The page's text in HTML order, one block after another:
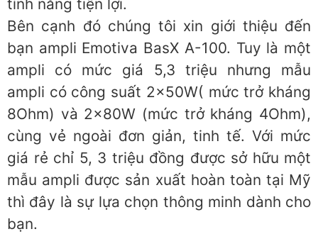
tính năng tiện lợi.
Bên cạnh đó chúng tôi xin giới thiệu đến
bạn ampli Emotiva BasX A-100. Tuy là một
ampli có mức giá 5,3 triệu nhưng mẫu
ampli có công suất 2x50W( mức trở kháng
8Ohm) và 2x80W (mức trở kháng 4Ohm),
cùng vẻ ngoài đơn giản, tinh tế. Với mức
giá rẻ chỉ 5, 3 triệu đồng được sở hữu một
mẫu ampli được sản xuất hoàn toàn tại Mỹ
thì đây là sự lựa chọn thông minh dành cho
bạn.